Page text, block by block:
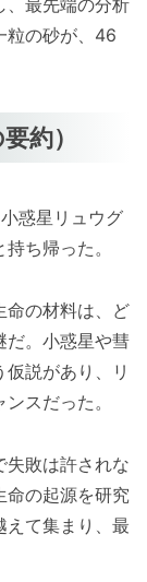
、最先端の分析
粒の砂が、46
約）
惑星リュウグ
ち帰った。
命の材料は、ど
だ。小惑星や彗
説があり、リ
スだった。
失敗は許されな
命の起源を研究
えて集まり、最